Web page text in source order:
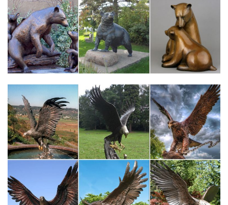
подходящую социальную сеть . Присоединяйтесь…
символ года Собака статуэтки | Каталог
символ года Собака статуэтки. Показывать по: 9 18 27.1 800
руб. Купить. Статуэтка "Собака" черная с позолотой, фарфор.
китай. 3 591 руб.LEFARD. Tom`s company. Стиль. авангард.
Выбрано: 0 Показать.
Статуэтки собак в интернет-магазине Для Тебя
в стиле прованс. гжель. с собаками. со стразами.Собака –
символ 2018. Цветы.Статуэтка напольная с часами "Собака
Сэр Джон". E91620.
Предмет декора статуэтка собаки Greyhound, цвет Серый…
Статуэтки и фигурки фарфоровых собак купить по цене от
▶ Лучшие подарки из категории Статуэтки и фигурки
фарфоровых собак. ✔ Только качественные товары ⚠ от